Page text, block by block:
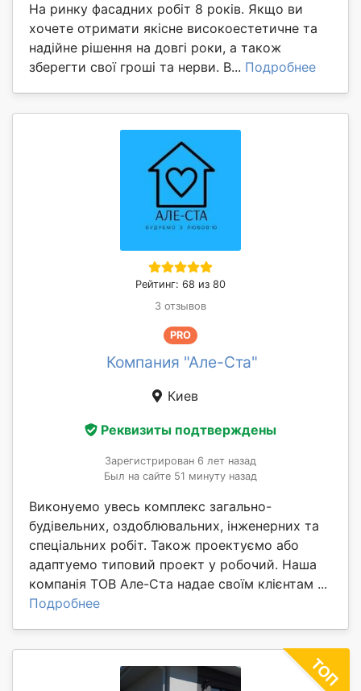
На ринку фасадних робіт 8 років. Якщо ви
хочете отримати якісне високоестетичне та
надійне рішення на довгі роки, а також
зберегти свої гроші та нерви. В... Подробнее
Рейтинг: 68 из 80
3 отзывов
PRO
Компания "Але-Ста"
Киев
Реквизиты подтверждены
Зарегистрирован 6 лет назад
Был на сайте 51 минуту назад
Виконуемо увесь комплекс загально-
будівельних, оздоблювальних, інженерних та
спеціальних робіт. Також проектуємо або
адаптуемо типовий проект у робочий. Наша
компанія ТОВ Але-Ста надае своїм клієнтам ...
Подробнее